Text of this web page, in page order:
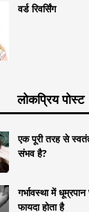
वर्ड रिवर्सिंग
लोकप्रिय पोस्ट
एक पूरी तरह से
संभव है?
गर्भावस्था में
फायदा होता है